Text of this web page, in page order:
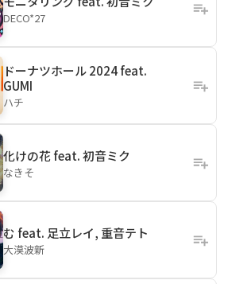
DECO*27
ドーナツホール 2024 feat.
GUMI
ハチ
化けの花 feat. 初音ミク
なきそ
む feat. 足立レイ, 重音テト
大漠波新